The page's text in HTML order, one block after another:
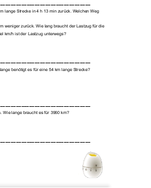
lange Strecke in 4 h 13 min zurück. Welchen Weg
weniger zurück. Wie lang braucht der Lastzug für die
km/h ist der Lastzug unterwegs?
benötigt es für eine 54 km lange Strecke?
Wie lange braucht es für 3960 km?